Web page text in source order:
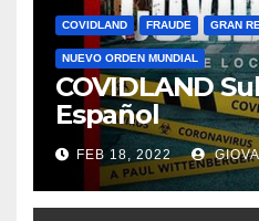
COVIDLAND FRAUDE GRAN
NUEVO ORDEN MUNDIAL
COVIDLAND
Español
FEB 18, 2022